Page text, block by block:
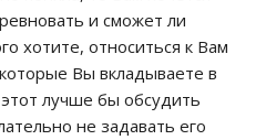
и сможет ли
хотите, относиться к Вам
Вы вкладываете в
лучше бы обсудить
не задавать его